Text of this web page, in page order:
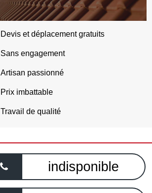
Devis et déplacement gratuits
Sans engagement
Artisan passionné
Prix imbattable
Travail de qualité
indisponible